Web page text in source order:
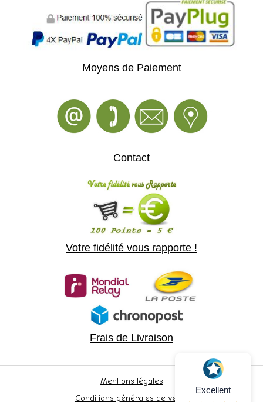
Moyens de Paiement
Contact
Votre fidélité vous rapporte !
Frais de Livraison
Mentions légales
Conditions générales de vente
Excellent